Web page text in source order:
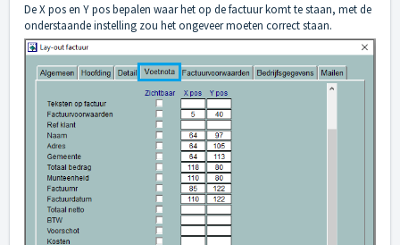
De X pos en Y pos bepalen waar het op de factuur komt te staan, met de
onderstaande instelling zou het ongeveer moeten correct staan.